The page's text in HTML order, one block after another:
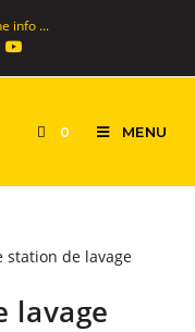
info ...
0 MENU
lavage